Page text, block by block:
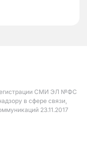
СМИ ЭЛ №ФС
в сфере связи,
23.11.2017